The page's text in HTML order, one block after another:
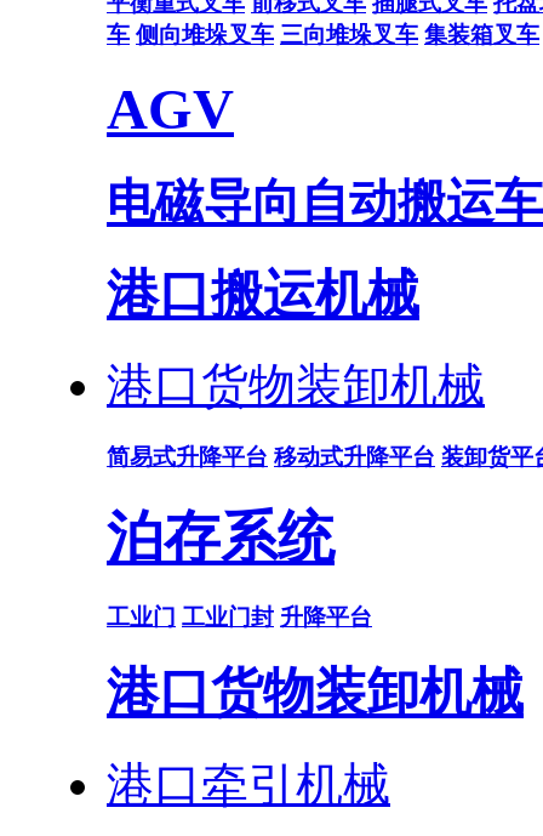
车 侧向堆垛叉车 三向堆垛叉车 集装箱叉车
AGV
电磁导向自动搬运车
港口搬运机械
港口货物装卸机械
简易式升降平台 移动式升降平台 装卸货平
泊存系统
工业门 工业门封 升降平台
港口货物装卸机械
港口牵引机械